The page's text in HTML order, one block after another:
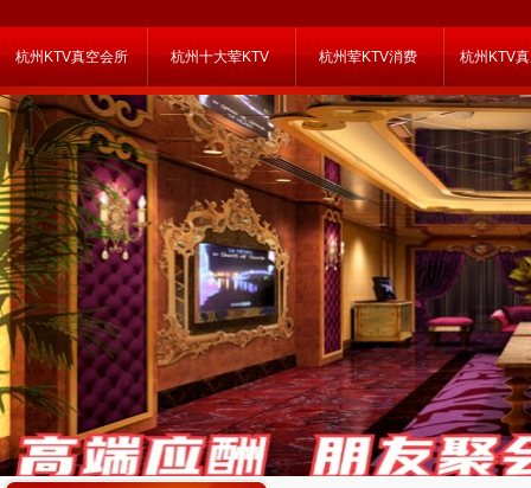
杭州KTV真空会所 杭州十大荤KTV 杭州荤KTV消费 杭州KTV